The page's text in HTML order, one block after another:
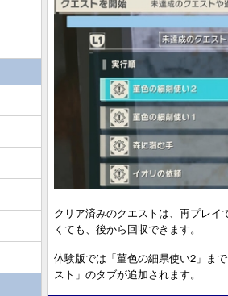
クリア済みのクエストは、再プレイ
くても、後から回収できます。
体験版では「菫色の細県使い2」ま
スト」のタブが追加されます。